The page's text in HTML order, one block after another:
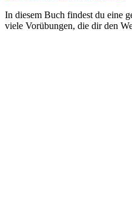
In diesem Buch findest du eine
viele Vorübungen, die dir den